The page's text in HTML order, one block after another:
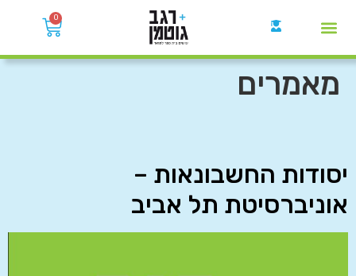
0
מאמרים
יסודות החשבונאות –
אוניברסיטת תל אביב